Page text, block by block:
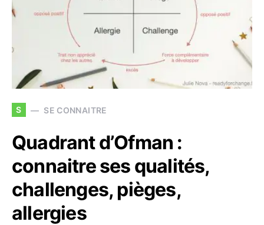
S SE CONNAITRE
Quadrant d’Ofman :
connaitre ses qualités,
challenges, pièges,
allergies